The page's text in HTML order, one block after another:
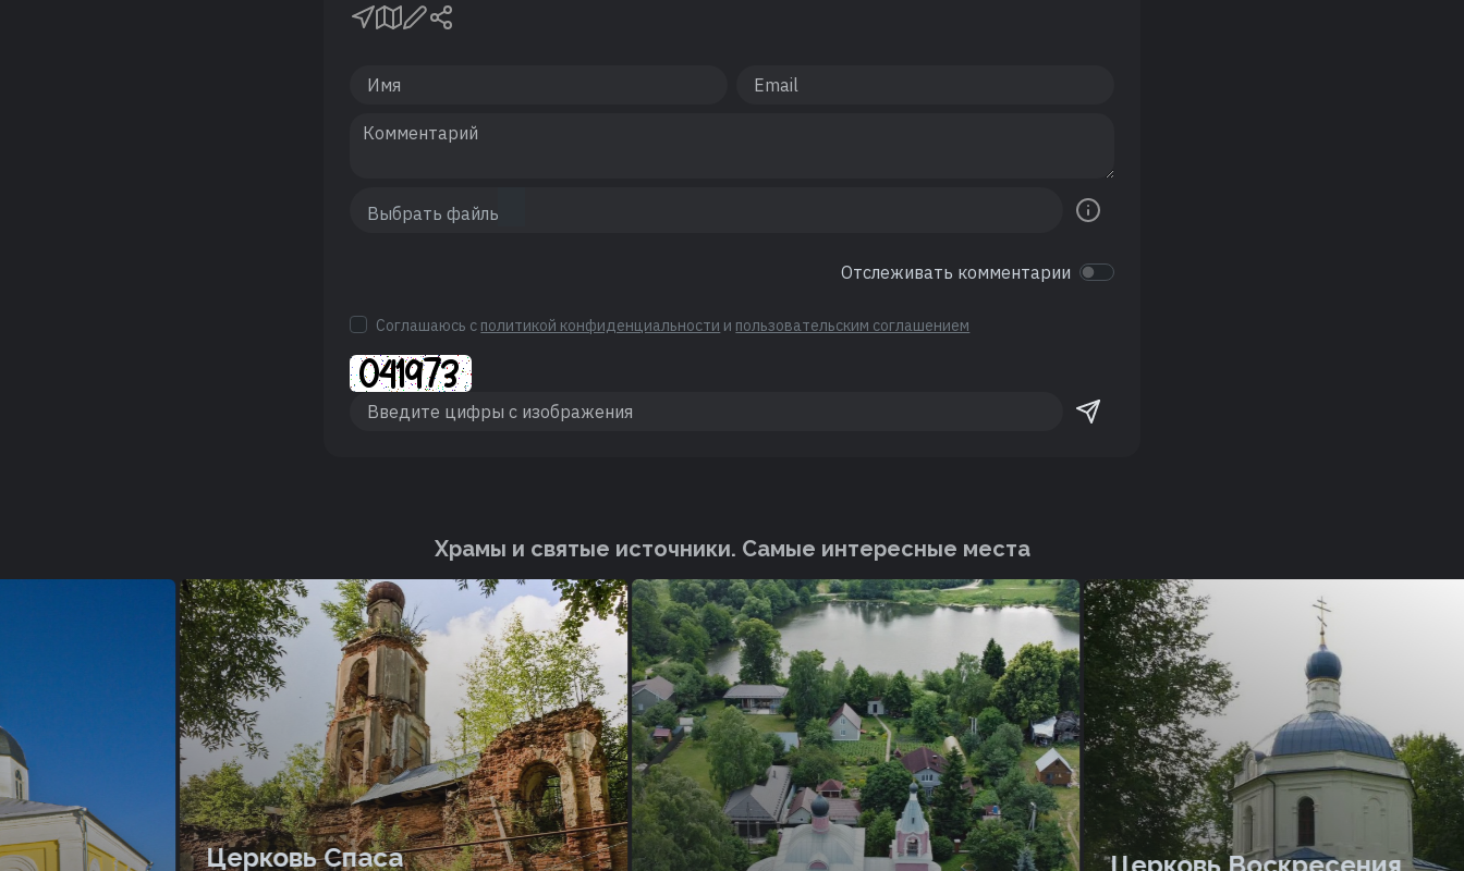
Отслеживать комментарии
Соглашаюсь с политикой конфиденциальности и пользовательским соглашением
Храмы и святые источники. Cамые интересные места
Церковь Спаса